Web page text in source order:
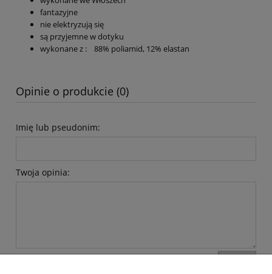
fantazyjne
nie elektryzują się
są przyjemne w dotyku
wykonane z : 88% poliamid, 12% elastan
Opinie o produkcie (0)
Imię lub pseudonim:
Twoja opinia: